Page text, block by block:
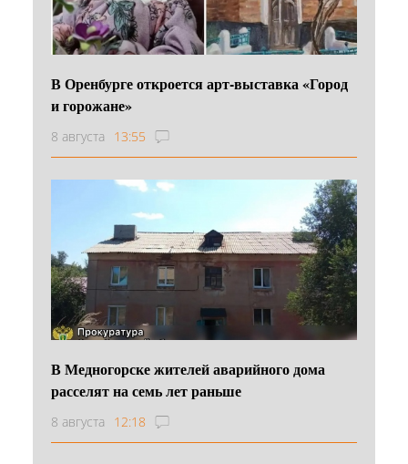
В Оренбурге откроется арт-выставка «Город
и горожане»
8 августа 13:55
В Медногорске жителей аварийного дома
расселят на семь лет раньше
8 августа 12:18